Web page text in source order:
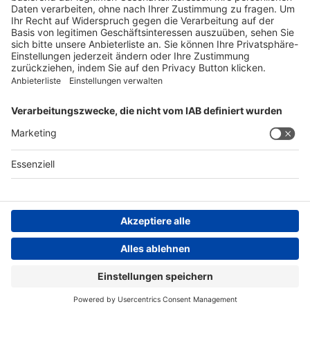
pharmacovigilance@spirig-healthcare.ch
FOLGEN SIE UNS
AGB
Datenschutzhinweis
Compliance